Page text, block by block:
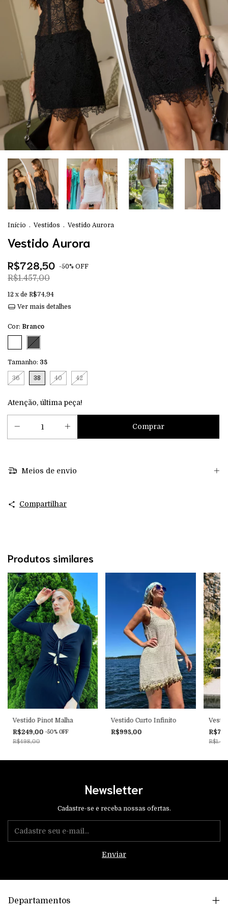
Início . Vestidos . Vestido Aurora
Vestido Aurora
R$728,50 -50% OFF
R$1.457,00
12 x de R$74,94
Ver mais detalhes
Cor: Branco
Tamanho: 38
36 38 40 42
Atenção, última peça!
Meios de envio
Compartilhar
Produtos similares
Vestido Pinot Malha
R$249,00 -50% OFF
R$498,00
Vestido Curto Infinito
R$998,00
Newsletter
Cadastre-se e receba nossas ofertas.
Departamentos